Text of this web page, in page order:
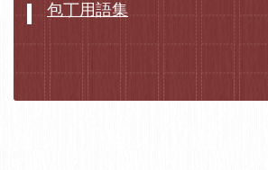
包丁用語集